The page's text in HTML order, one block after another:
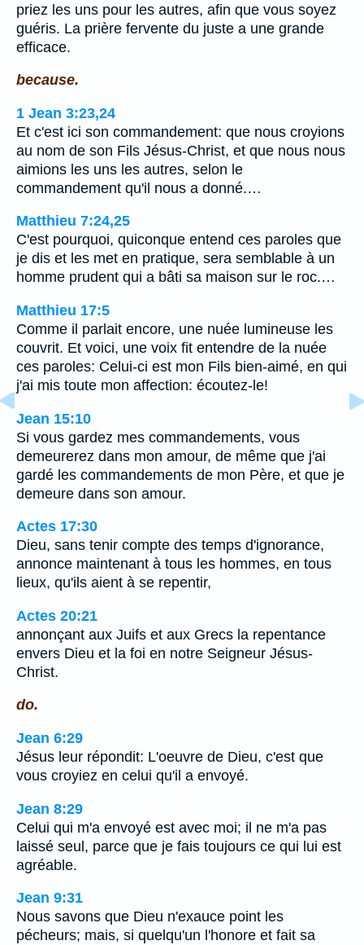
priez les uns pour les autres, afin que vous soyez
guéris. La prière fervente du juste a une grande
efficace.
because.
1 Jean 3:23,24
Et c'est ici son commandement: que nous croyions
au nom de son Fils Jésus-Christ, et que nous nous
aimions les uns les autres, selon le
commandement qu'il nous a donné.…
Matthieu 7:24,25
C'est pourquoi, quiconque entend ces paroles que
je dis et les met en pratique, sera semblable à un
homme prudent qui a bâti sa maison sur le roc.…
Matthieu 17:5
Comme il parlait encore, une nuée lumineuse les
couvrit. Et voici, une voix fit entendre de la nuée
ces paroles: Celui-ci est mon Fils bien-aimé, en qui
j'ai mis toute mon affection: écoutez-le!
Jean 15:10
Si vous gardez mes commandements, vous
demeurerez dans mon amour, de même que j'ai
gardé les commandements de mon Père, et que je
demeure dans son amour.
Actes 17:30
Dieu, sans tenir compte des temps d'ignorance,
annonce maintenant à tous les hommes, en tous
lieux, qu'ils aient à se repentir,
Actes 20:21
annonçant aux Juifs et aux Grecs la repentance
envers Dieu et la foi en notre Seigneur Jésus-
Christ.
do.
Jean 6:29
Jésus leur répondit: L'oeuvre de Dieu, c'est que
vous croyiez en celui qu'il a envoyé.
Jean 8:29
Celui qui m'a envoyé est avec moi; il ne m'a pas
laissé seul, parce que je fais toujours ce qui lui est
agréable.
Jean 9:31
Nous savons que Dieu n'exauce point les
pécheurs; mais, si quelqu'un l'honore et fait sa